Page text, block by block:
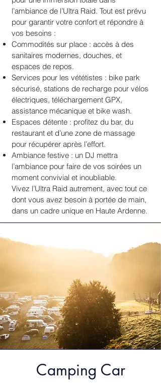
l’ambiance de l’Ultra Raid. Tout est prévu
pour garantir votre confort et répondre à
vos besoins :
Commodités sur place : accès à des
sanitaires modernes, douches, et
espaces de repos.
Services pour les vététistes : bike park
sécurisé, stations de recharge pour vélos
électriques, téléchargement GPX,
assistance mécanique et bike wash.
Espaces détente : profitez du bar, du
restaurant et d’une zone de massage
pour récupérer après l’effort.
Ambiance festive : un DJ mettra
l’ambiance pour faire de vos soirées un
moment convivial et inoubliable.
Vivez l’Ultra Raid autrement, avec tout ce
dont vous avez besoin à portée de main,
dans un cadre unique en Haute Ardenne.
Camping Car